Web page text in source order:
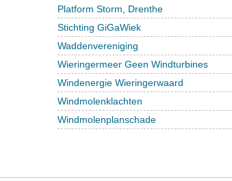
Platform Storm, Drenthe
Stichting GiGaWiek
Waddenvereniging
Wieringermeer Geen Windturbines
Windenergie Wieringerwaard
Windmolenklachten
Windmolenplanschade